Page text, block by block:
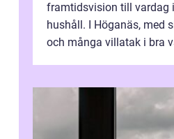
framtidsvision till vardag
hushåll. I Höganäs, med
och många villatak i bra